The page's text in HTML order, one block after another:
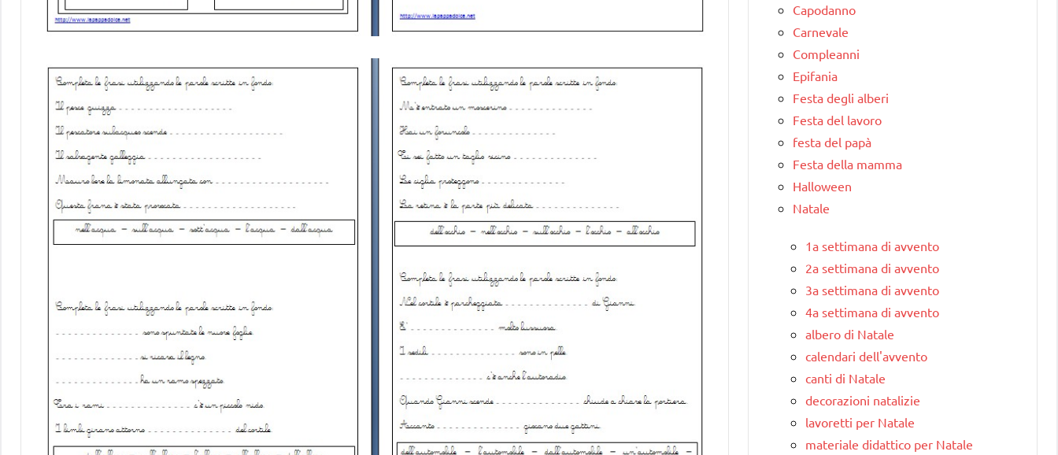
Capodanno
Carnevale
Compleanni
Epifania
Festa degli alberi
Festa del lavoro
festa del papà
Festa della mamma
Halloween
Natale
1a settimana di avvento
2a settimana di avvento
3a settimana di avvento
4a settimana di avvento
albero di Natale
calendari dell'avvento
canti di Natale
decorazioni natalizie
lavoretti per Natale
materiale didattico per Natale